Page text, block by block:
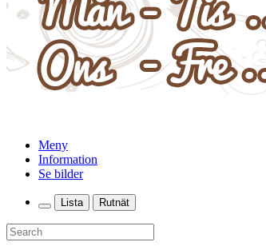
Meny
Information
Se bilder
Lista Rutnät